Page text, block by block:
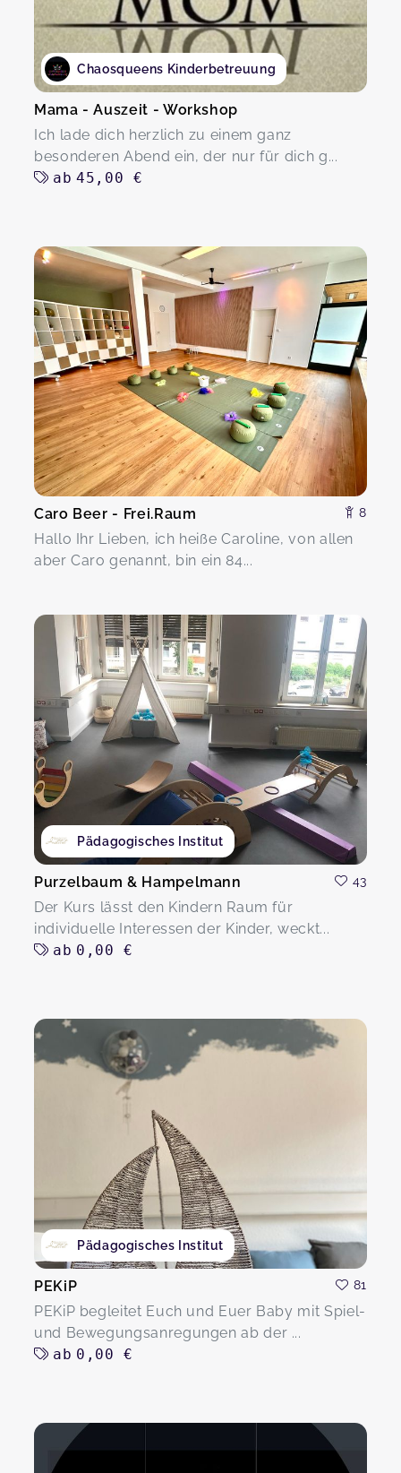
Chaosqueens Kinderbetreuung
Mama - Auszeit - Workshop
Ich lade dich herzlich zu einem ganz
besonderen Abend ein, der nur für dich g...
ab 45,00 €
Caro Beer - Frei.Raum 8
Hallo Ihr Lieben, ich heiße Caroline, von allen
aber Caro genannt, bin ein 84...
Pädagogisches Institut
Purzelbaum & Hampelmann 43
Der Kurs lässt den Kindern Raum für
individuelle Interessen der Kinder, weckt...
ab 0,00 €
Pädagogisches Institut
PEKiP 81
PEKiP begleitet Euch und Euer Baby mit Spiel-
und Bewegungsanregungen ab der ...
ab 0,00 €